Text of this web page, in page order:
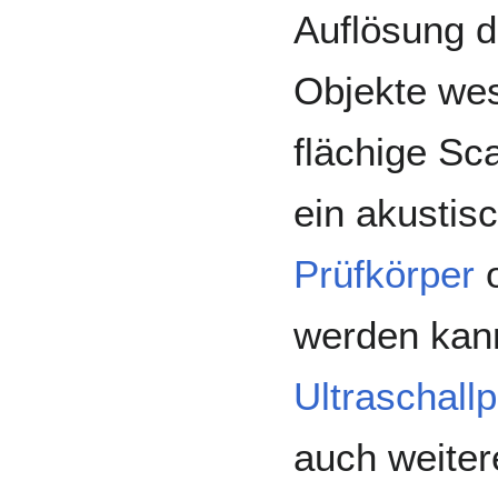
Auflösung
Objekte
flächige
ein
Prüfkörper
werden
auch